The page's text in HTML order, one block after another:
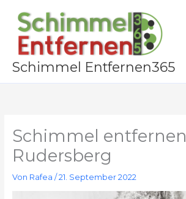
Inhalt
springen
Schimmel Entfernen365
Schimmel entfernen
Rudersberg
Von Rafea /21. September 2022